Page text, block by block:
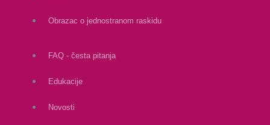
Obrazac o jednostranom raskidu
FAQ - česta pitanja
Edukacije
Novosti